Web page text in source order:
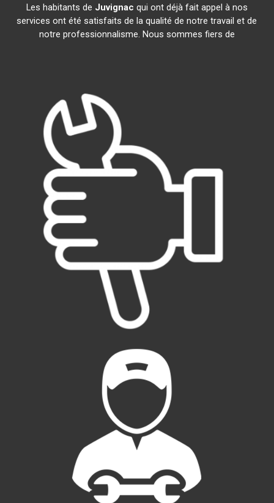
Les habitants de Juvignac qui ont déjà fait appel à nos
services ont été satisfaits de la qualité de notre travail et de
notre professionnalisme. Nous sommes fiers de